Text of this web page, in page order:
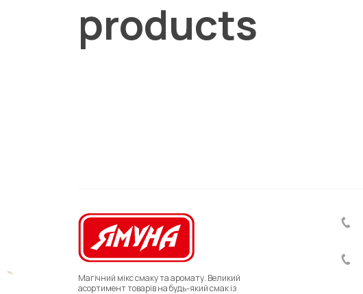
products
Магічний мікс смаку та аромату. Великий
асортимент товарів на будь-який смак із